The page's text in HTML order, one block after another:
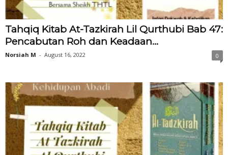
Tahqiq Kitab At-Tazkirah Lil Qurthubi Bab 47:
Pencabutan Roh dan Keadaan...
Norsiah M - August 16, 2022 0